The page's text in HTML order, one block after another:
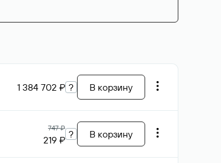
1 384 702 ₽ ? В корзину
747 ₽
219 ₽ ? В корзину